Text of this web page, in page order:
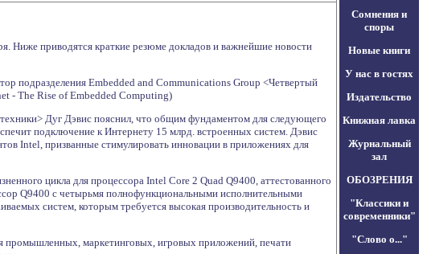
Ниже приводятся краткие резюме докладов и важнейшие новости
подразделения Embedded and Communications Group <Четвертый
- The Rise of Embedded Computing)
Дуг Дэвис пояснил, что общим фундаментом для следующего
подключение к Интернету 15 млрд. встроенных систем. Дэвис
Intel, призванные стимулировать инновации в приложениях для
цикла для процессора Intel Core 2 Quad Q9400, аттестованного
Q9400 с четырьмя полнофункциональными исполнительными
систем, которым требуется высокая производительность и
промышленных, маркетинговых, игровых приложений, печати
Сомнения и
споры
Новые книги
У нас в гостях
Издательство
Книжная лавка
Журнальный
зал
ОБОЗРЕНИЯ
"Классики и
современники"
"Слово о..."